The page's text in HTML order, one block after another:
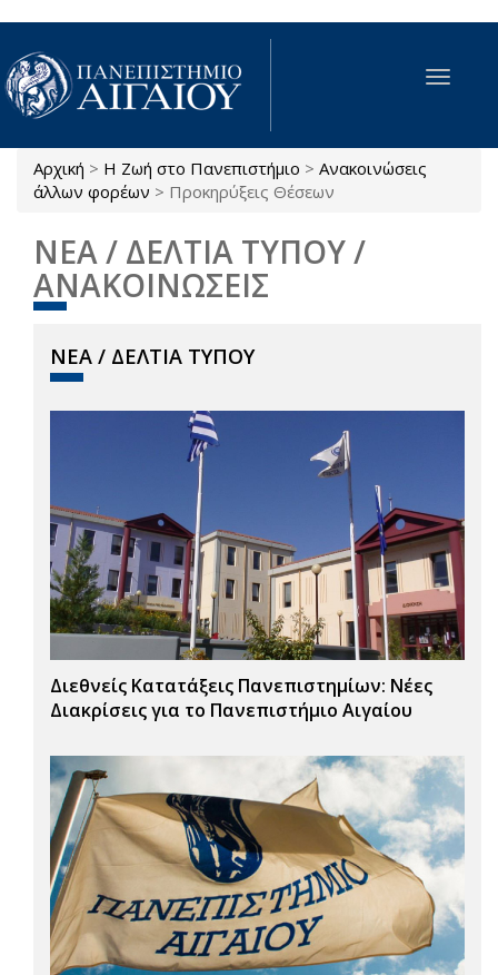
Παράκαμψη προς το κυρίως περιεχόμενο
Toggle
Είστε εδώ
Αρχική > Η Ζωή στο Πανεπιστήμιο > Ανακοινώσεις
άλλων φορέων > Προκηρύξεις Θέσεων
ΝΕΑ / ΔΕΛΤΙΑ ΤΥΠΟΥ /
ΑΝΑΚΟΙΝΩΣΕΙΣ
ΝΕΑ / ΔΕΛΤΙΑ ΤΥΠΟΥ
Διεθνείς Κατατάξεις Πανεπιστημίων: Νέες
Διακρίσεις για το Πανεπιστήμιο Αιγαίου